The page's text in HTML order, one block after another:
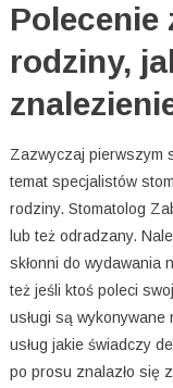
Polecenie
rodziny,
Zazwyczaj pierwszym
temat specjalistów
rodziny. Stomatolog
lub też odradzany.
skłonni do wydawania
też jeśli ktoś poleci
usługi są
usług jakie świadczy
po prosu znalazło się